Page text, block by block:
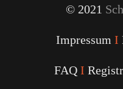
© 2021
Impressum I
FAQ I